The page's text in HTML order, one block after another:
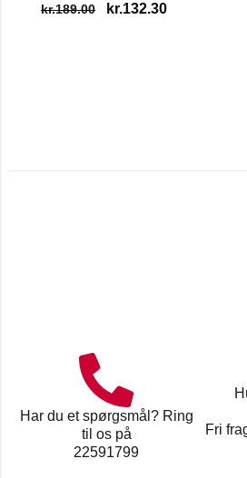
kr.189.00 kr.132.30
Har du et spørgsmål? Ring
til os på
22591799
Fri